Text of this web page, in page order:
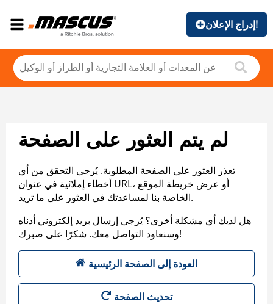
إدراج الإعلان!
لم يتم العثور على الصفحة
تعذر العثور على الصفحة المطلوبة. يُرجى التحقق من أي
أخطاء إملائية في عنوان URL، أو عرض خريطة الموقع
الخاصة بنا لمساعدتك في العثور على ما تريد.
هل لديك أي مشكلة أخرى؟ يُرجى إرسال بريد إلكتروني أدناه
وسنعاود التواصل معك. شكرًا على صبرك!
العودة إلى الصفحة الرئيسية
تحديث الصفحة